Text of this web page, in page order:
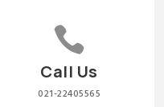

Call Us
021-22405565